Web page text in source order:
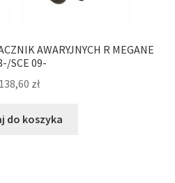
AWARYJNYCH R MEGANE
SCE 09-
138,60 zł
do koszyka